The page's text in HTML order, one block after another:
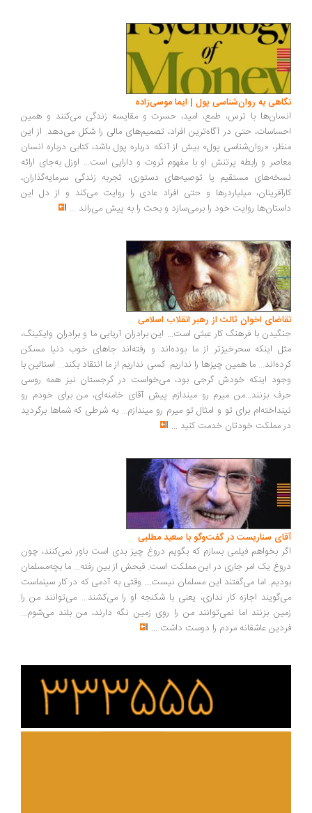
به روان‌شناسی پول | ایما موسی‌زاده
با ترس، طمع، امید، حسرت و مقایسه زندگی می‌کنند و همین
حتی در آگاه‌ترین افراد، تصمیم‌های مالی را شکل می‌دهد. از این
«روان‌شناسی پول» بیش از آنکه درباره پول باشد، کتابی درباره انسان
و رابطه پرتنش او با مفهوم ثروت و دارایی است... اوزل به‌جای ارائه
مستقیم یا توصیه‌های دستوری، تجربه زندگی سرمایه‌گذاران،
میلیاردرها و حتی افراد عادی را روایت می‌کند و از دل این
روایت خود را برمی‌سازد و بحث را به پیش می‌راند...
اخوان ثالث از رهبر انقلاب اسلامی
با فرهنگ کار عبثی است... این برادران آریایی ما و برادران وایکینگ،
اینکه سحرخیزتر از ما بوده‌اند و رفته‌اند جاهای خوب دنیا مسکن
ما همین چیزها را نداریم. کسی نداریم از ما انتقاد بکند... استالین با
اینکه خودش گرجی بود، می‌خواست در گرجستان نیز همه روسی
بزنند...من میرم رو میندازم پیش آقای خامنه‌ای، من برای خودم رو
برای تو و امثال تو میرم رو میندازم... به شرطی که شماها برگردید
مملکت خودتان خدمت کنید...
سناریست در گفت‌وگو با سعید مطلبی
بخواهم فیلمی بسازم که بگویم دروغ چیز بدی است باور نمی‌کنند، چون
یک امر جاری در این مملکت است. قبحش از بین رفته... ما بچه‌مسلمان
اما می‌گفتند این مسلمان نیست... وقتی به آدمی که در کار سینماست
اجازه کار نداری، یعنی با شکنجه او را می‌کشند... می‌توانند من را
بزنند اما نمی‌توانند من را روی زمین نگه دارند، من بلند می‌شوم...
عاشقانه مردم را دوست داشت ...